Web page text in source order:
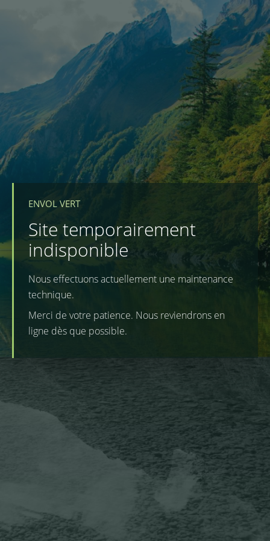
ENVOL VERT
Site temporairement
indisponible
Nous effectuons actuellement une maintenance
technique.
Merci de votre patience. Nous reviendrons en
ligne dès que possible.